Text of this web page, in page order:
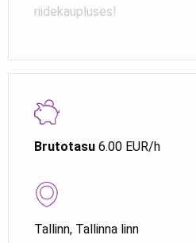
Brutotasu 6.00 EUR/h
Tallinn, Tallinna linn
riidekaupluses!